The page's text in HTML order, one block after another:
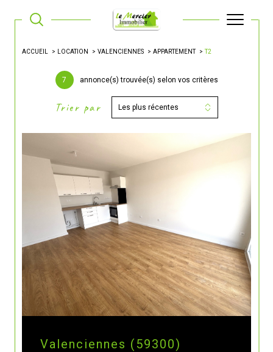
ACCUEIL LOCATION VALENCIENNES APPARTEMENT T2
7 annonce(s) trouvée(s) selon vos critères
Trier par Les plus récentes
Valenciennes (59300)